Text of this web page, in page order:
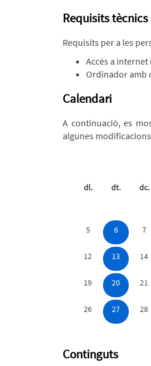
Requisits tècnics
Requisits per a les
Accés a
Ordinador amb
Calendari
A continuació, es
algunes
dl. dt. dc.
5 6 7
12 13 14
19 20 21
26 27 28
Continguts